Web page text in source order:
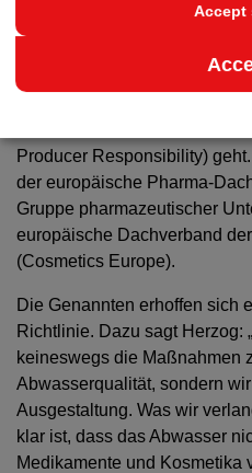
Accept
Kommunalen
Producer Responsibility)
der europäische Pharma-
Gruppe pharmazeutischer
europäische Dachverband
(Cosmetics Europe).
Die Genannten erhoffen sich
Richtlinie. Dazu sagt Herzog:
keineswegs die Maßnahmen
Abwasserqualität, sondern
Ausgestaltung. Was wir
klar ist, dass das Abwasser
Medikamente und Kosmetika